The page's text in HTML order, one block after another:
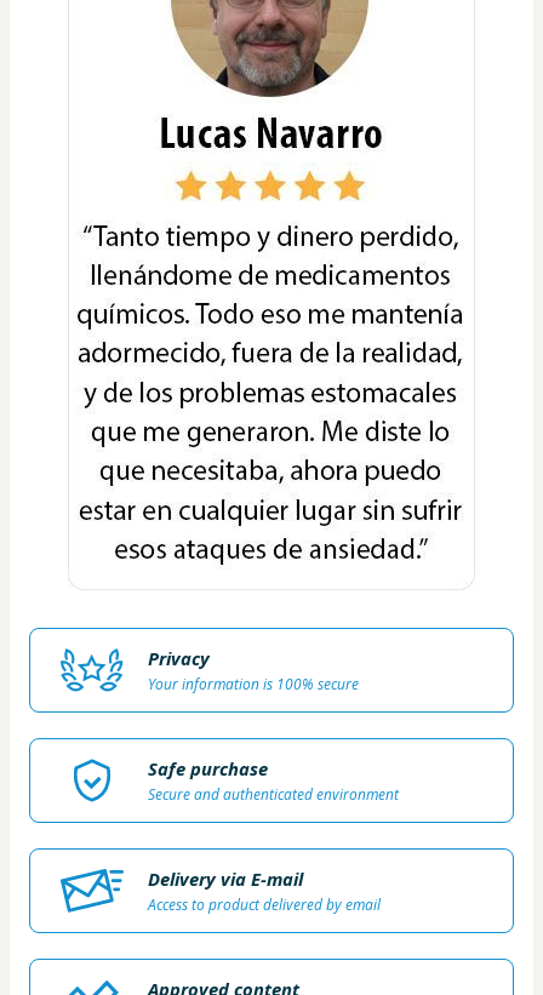
Privacy
Your information is 100% secure
Safe purchase
Secure and authenticated environment
Delivery via E-mail
Access to product delivered by email
Approved content